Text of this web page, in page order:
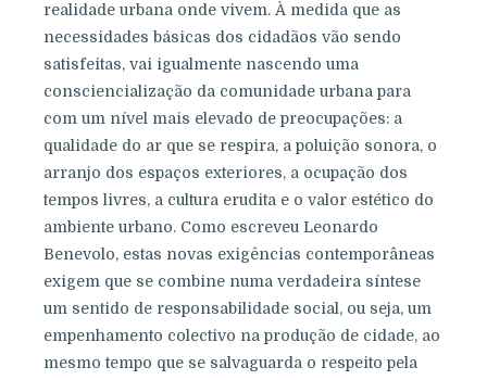
realidade urbana onde vivem. À medida que as
necessidades básicas dos cidadãos vão sendo
satisfeitas, vai igualmente nascendo uma
consciencialização da comunidade urbana para
com um nível mais elevado de preocupações: a
qualidade do ar que se respira, a poluição sonora, o
arranjo dos espaços exteriores, a ocupação dos
tempos livres, a cultura erudita e o valor estético do
ambiente urbano. Como escreveu Leonardo
Benevolo, estas novas exigências contemporâneas
exigem que se combine numa verdadeira síntese
um sentido de responsabilidade social, ou seja, um
empenhamento colectivo na produção de cidade, ao
mesmo tempo que se salvaguarda o respeito pela